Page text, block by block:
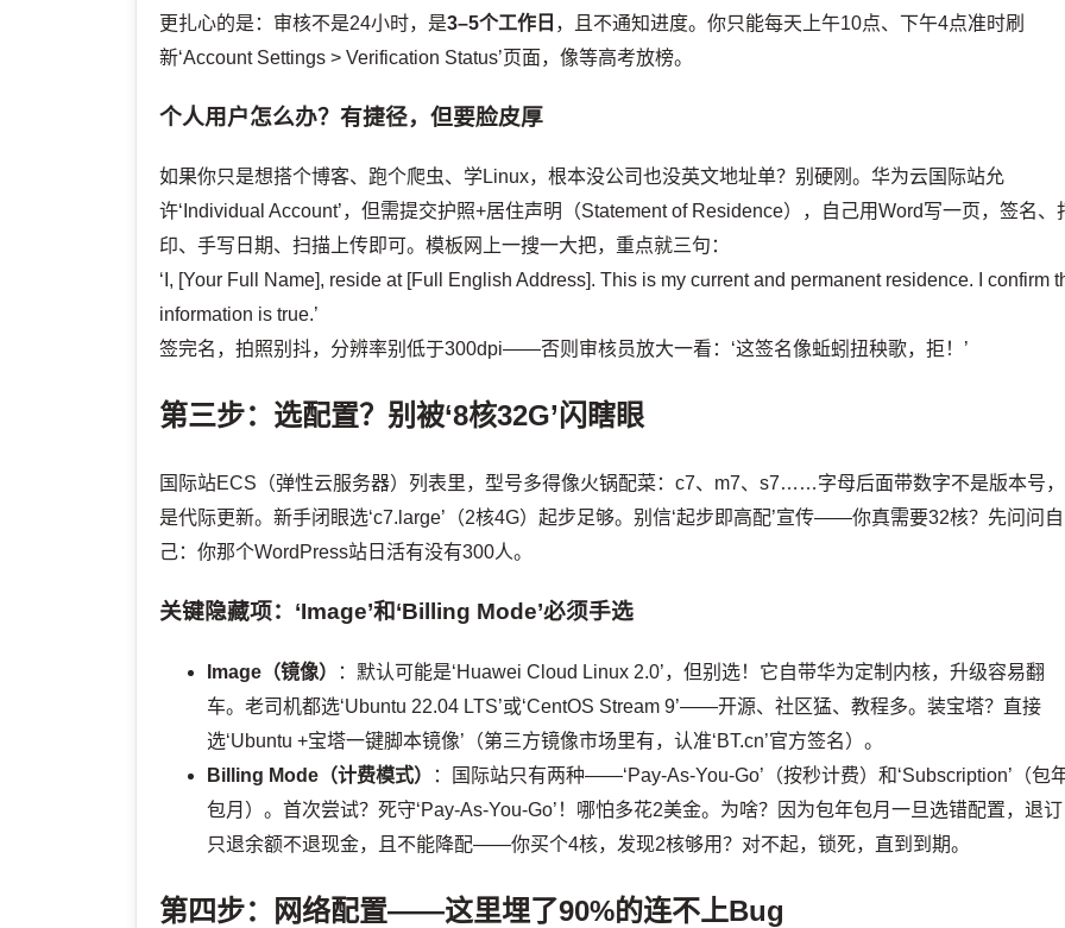
更扎心的是：审核不是24小时，是3–5个工作日 ，且不通知进度。你只能每天上午10点、下午4点准时刷
新‘Account Settings > Verification Status’页面，像等高考放榜。
个人用户怎么办？有捷径，但要脸皮厚
如果你只是想搭个博客、跑个爬虫、学Linux，根本没公司也没英文地址单？别硬刚。华为云国际站允
许‘Individual Account’，但需提交护照+居住声明（Statement of Residence），自己用Word写一页，签名、
印、手写日期、扫描上传即可。模板网上一搜一大把，重点就三句：
‘I, [Your Full Name], reside at [Full English Address]. This is my current and permanent residence. I confirm
information is true.’
签完名，拍照别抖，分辨率别低于300dpi——否则审核员放大一看：‘这签名像蚯蚓扭秧歌，拒！’
第三步：选配置？别被‘8核32G’闪瞎眼
国际站ECS（弹性云服务器）列表里，型号多得像火锅配菜：c7、m7、s7……字母后面带数字不是版本号，
是代际更新。新手闭眼选‘c7.large’（2核4G）起步足够。别信‘起步即高配’宣传——你真需要32核？先问问自
己：你那个WordPress站日活有没有300人。
关键隐藏项：‘Image’和‘Billing Mode’必须手选
Image（镜像）
：默认可能是‘Huawei Cloud Linux 2.0’，但别选！它自带华为定制内核，升级容易翻
车。老司机都选‘Ubuntu 22.04 LTS’或‘CentOS Stream 9’——开源、社区猛、教程多。装宝塔？直接
选‘Ubuntu +宝塔一键脚本镜像’（第三方镜像市场里有，认准‘BT.cn’官方签名）。
Billing Mode（计费模式）
：国际站只有两种——‘Pay-As-You-Go’（按秒计费）和‘Subscription’（包
包月）。首次尝试？死守‘Pay-As-You-Go’！哪怕多花2美金。为啥？因为包年包月一旦选错配置，退订
只退余额不退现金，且不能降配——你买个4核，发现2核够用？对不起，锁死，直到到期。
第四步：网络配置——这里埋了90%的连不上Bug